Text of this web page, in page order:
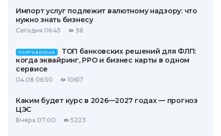
Импорт услуг подлежит валютному надзору: что
нужно знать бизнесу
Сегодня 06:45 98
ПАРТНЕРСКАЯ
ТОП банковских решений для ФЛП:
когда эквайринг, РРО и бизнес карты в одном
сервисе
04.08 06:50 10617
Каким будет курс в 2026—2027 годах — прогноз
ЦЭС
Вчера 07:00 5223